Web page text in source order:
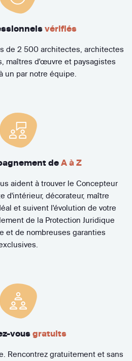
vérifiés
de 2 500 architectes, architectes
maîtres d'œuvre et paysagistes
un par notre équipe.
de A à Z
aident à trouver le Concepteur
d'intérieur, décorateur, maître
et suivent l'évolution de votre
de la Protection Juridique
et de nombreuses garanties
vous gratuits
Rencontrez gratuitement et sans